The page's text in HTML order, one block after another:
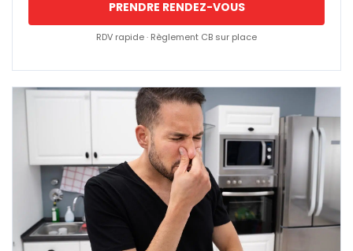
PRENDRE RENDEZ-VOUS
RDV rapide · Règlement CB sur place